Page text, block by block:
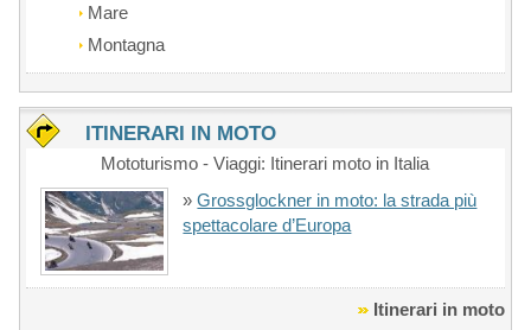
Mare
Montagna
ITINERARI IN MOTO
Mototurismo - Viaggi: Itinerari moto in Italia
»Grossglockner in moto: la strada più
spettacolare d’Europa
Itinerari in moto